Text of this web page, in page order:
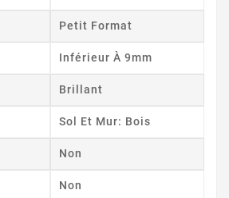
Petit Format
Inférieur À 9mm
Brillant
Sol Et Mur: Bois
Non
Non